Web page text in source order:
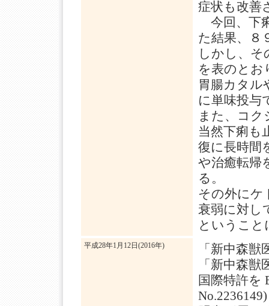
症状も改善
今回、下
た結果、８
しかし、そ
を表のとお
胃腸カタル
に単味投与
また、コク
当然下痢も
復に長時間
や治癒転帰
る。
その外にケ
衰弱に対し
ということ
平成28年1月12日(2016年)
「新中森
「新中森
国際特許を